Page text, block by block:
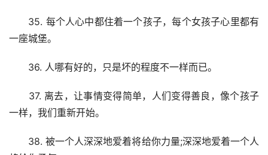
35. 每个人心中都住着一个孩子，每个女孩子心里都有
一座城堡。
36. 人哪有好的，只是坏的程度不一样而已。
37. 离去，让事情变得简单，人们变得善良，像个孩子
一样，我们重新开始。
38. 被一个人深深地爱着将给你力量;深深地爱着一个人